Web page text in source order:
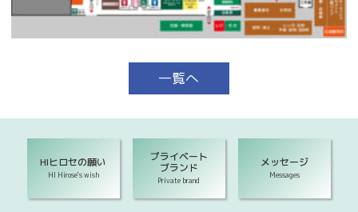
一覧へ
HIヒロセの願い
HI Hirose's wish
プライベート
ブランド
Private brand
メッセージ
Messages